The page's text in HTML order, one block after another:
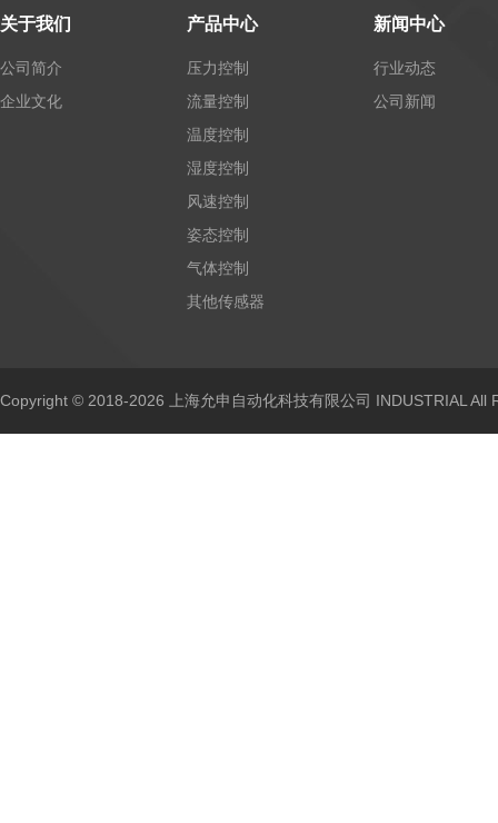
关于我们
公司简介
企业文化
产品中心
压力控制
流量控制
温度控制
湿度控制
风速控制
姿态控制
气体控制
其他传感器
新闻中心
行业动态
公司新闻
Copyright © 2018-2026 上海允申自动化科技有限公司 INDUSTRIAL